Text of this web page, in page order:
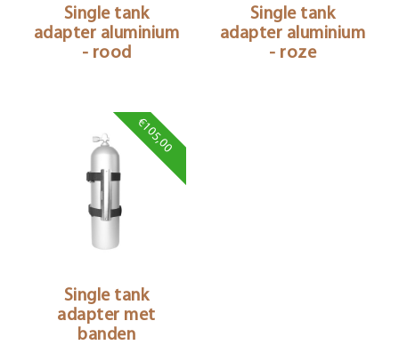
Single tank
adapter aluminium
- rood
Single tank
adapter aluminium
- roze
€105,00
Single tank
adapter met
banden